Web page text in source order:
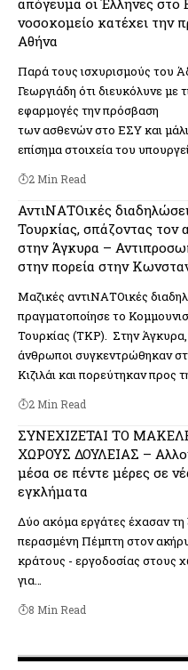
νοσοκομείο κατέχει την
Αθήνα
Παρά τους ισχυρισμούς του
Γεωργιάδη ότι διευκόλυνε με
εφαρμογές την πρόσβαση
των ασθενών στο ΕΣΥ και
επίσημα στοιχεία του
2 Min Read
ΑντιΝΑΤΟικές
Τουρκίας, σπάζοντας τον
στην Άγκυρα –
στην πορεία στην
Μαζικές αντιΝΑΤΟικές
πραγματοποίησε το
Τουρκίας (TKP). Στην
άνθρωποι συγκεντρώθηκαν
Κιζιλάι και πορεύτηκαν προς
2 Min Read
ΣΥΝΕΧΙΖΕΤΑΙ ΤΟ
ΧΩΡΟΥΣ ΔΟΥΛΕΙΑΣ –
μέσα σε πέντε μέρες σε
εγκλήματα
Δύο ακόμα εργάτες έχασαν τη
περασμένη Πέμπτη στον
κράτους - εργοδοσίας στους
για…
8 Min Read